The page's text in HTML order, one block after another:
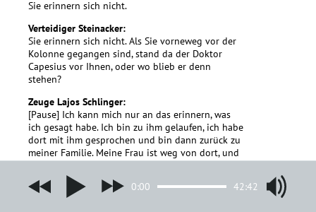
Sie erinnern sich nicht.
Verteidiger Steinacker:
Sie erinnern sich nicht. Als Sie vorneweg vor der
Kolonne gegangen sind, stand da der Doktor
Capesius vor Ihnen, oder wo blieb er denn
stehen?
Zeuge Lajos Schlinger:
[Pause] Ich kann mich nur an das erinnern, was
ich gesagt habe. Ich bin zu ihm gelaufen, ich habe
dort mit ihm gesprochen und bin dann zurück zu
meiner Familie. Meine Frau ist weg von dort, und
habe dann gehört, daß die Ärzte nach vorne
gehen sollen. Und ich bin das.
0:00 42:42